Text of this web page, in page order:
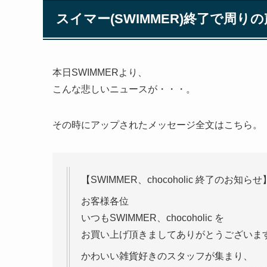
スイマー(SWIMMER)終了で周りの
本日SWIMMERより、
こんな悲しいニュースが・・・。
その時にアップされたメッセージ全文はこちら。
【SWIMMER、chocoholic 終了のお知らせ】
お客様各位
いつもSWIMMER、chocoholic を
お買い上げ頂きましてありがとうございま
かわいい雑貨好きのスタッフが集まり、